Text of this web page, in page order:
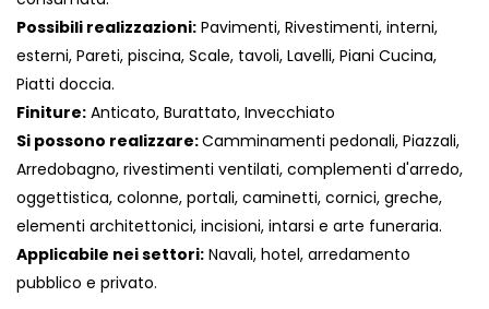
Possibili realizzazioni: Pavimenti, Rivestimenti, interni,
esterni, Pareti, piscina, Scale, tavoli, Lavelli, Piani Cucina,
Piatti doccia.
Finiture: Anticato, Burattato, Invecchiato
Si possono realizzare:Camminamenti pedonali, Piazzali,
Arredobagno, rivestimenti ventilati, complementi d'arredo,
oggettistica, colonne, portali, caminetti, cornici, greche,
elementi architettonici, incisioni, intarsi e arte funeraria.
Applicabile nei settori: Navali, hotel, arredamento
pubblico e privato.